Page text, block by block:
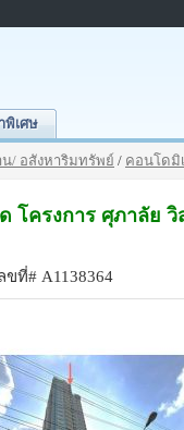
พิเศษ
น/ อสังหาริมทรัพย์ / คอนโดมิ
โครงการ ศุภาลัย
ขที่# A1138364